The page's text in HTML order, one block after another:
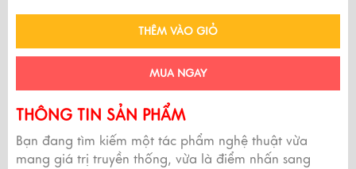
THÊM VÀO GIỎ
MUA NGAY
THÔNG TIN SẢN PHẨM
Bạn đang tìm kiếm một tác phẩm nghệ thuật vừa
mang giá trị truyền thống, vừa là điểm nhấn sang